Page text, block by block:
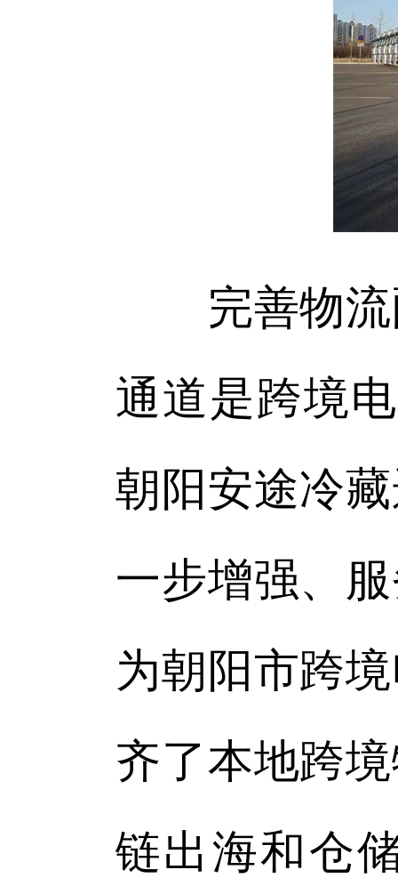
完善物流
通道是跨境
朝阳安途冷
一步增强、
为朝阳市跨
齐了本地跨
链出海和仓